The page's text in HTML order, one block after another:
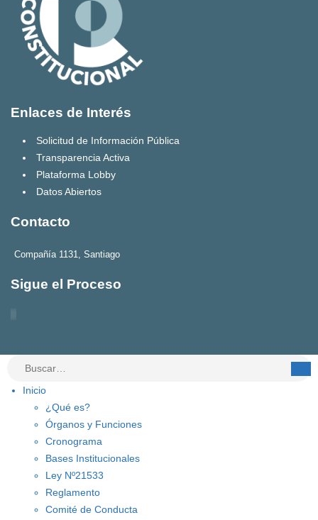
Enlaces de Interés
Solicitud de Información Pública
Transparencia Activa
Plataforma Lobby
Datos Abiertos
Contacto
Compañía 1131, Santiago
Sigue el Proceso
Inicio
¿Qué es?
Órganos y Funciones
Cronograma
Bases Institucionales
Ley Nº21533
Reglamento
Comité de Conducta